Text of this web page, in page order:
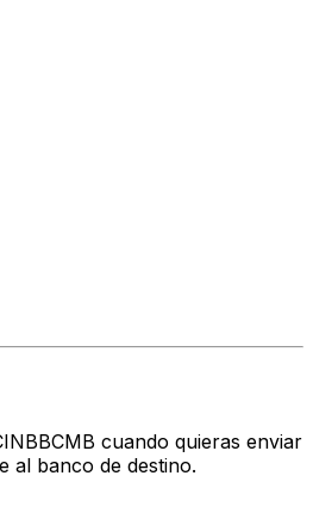
cuando quieras enviar
al banco de destino.